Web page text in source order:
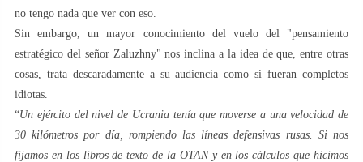
no tengo nada que ver con eso.
Sin embargo, un mayor conocimiento del vuelo del "pensamiento
estratégico del señor Zaluzhny" nos inclina a la idea de que, entre otras
cosas, trata descaradamente a su audiencia como si fueran completos
idiotas.
“Un ejército del nivel de Ucrania tenía que moverse a una velocidad de
30 kilómetros por día, rompiendo las líneas defensivas rusas. Si nos
fijamos en los libros de texto de la OTAN y en los cálculos que hicimos